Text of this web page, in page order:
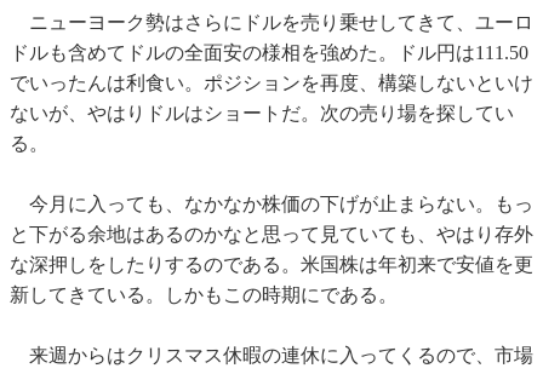
ニューヨーク勢はさらにドルを売り乗せしてきて、ユーロ
ドルも含めてドルの全面安の様相を強めた。ドル円は111.50
でいったんは利食い。ポジションを再度、構築しないといけ
ないが、やはりドルはショートだ。次の売り場を探してい
る。
今月に入っても、なかなか株価の下げが止まらない。もっ
と下がる余地はあるのかなと思って見ていても、やはり存外
な深押しをしたりするのである。米国株は年初来で安値を更
新してきている。しかもこの時期にである。
来週からはクリスマス休暇の連休に入ってくるので、市場